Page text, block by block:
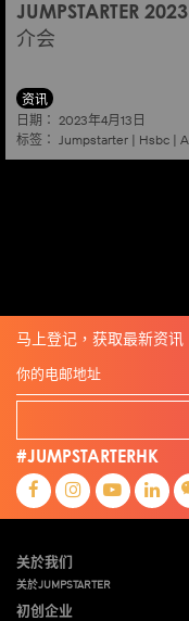
JUMPSTARTER
介会
资讯
日期： 2023年4月13日
标签： Jumpstarter | Hsbc |
马上登记，获取最新资讯
#JUMPSTARTERHK
关於我们
关於JUMPSTARTER
初创企业